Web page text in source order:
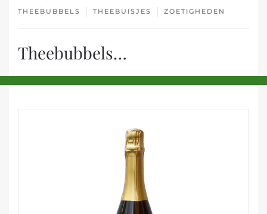
THEEBUBBELS
THEEBUISJES ZOETIGHEDEN
Theebubbels…